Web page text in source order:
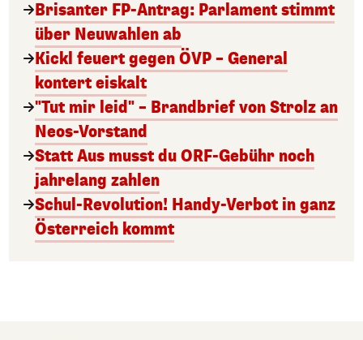
Brisanter FP-Antrag: Parlament stimmt
über Neuwahlen ab
Kickl feuert gegen ÖVP – General
kontert eiskalt
"Tut mir leid" – Brandbrief von Strolz an
Neos-Vorstand
Statt Aus musst du ORF-Gebühr noch
jahrelang zahlen
Schul-Revolution! Handy-Verbot in ganz
Österreich kommt